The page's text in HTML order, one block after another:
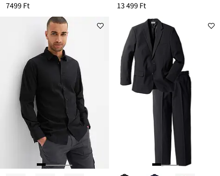
7499 Ft 13 499 Ft